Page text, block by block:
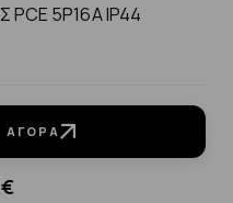
5P16A IP44
ΑΓΟΡΆ